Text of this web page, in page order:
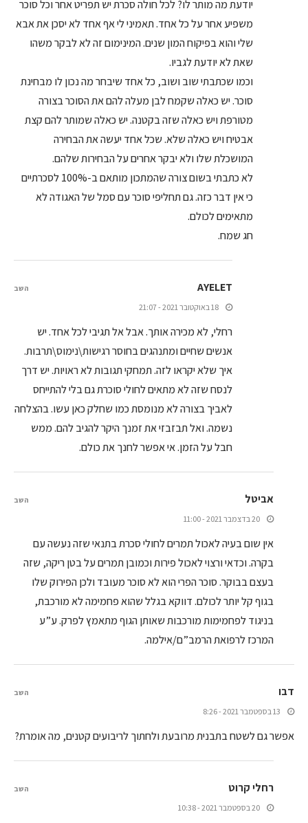
יודעת מה מותר לו? לכל חולה סכרת יש תפריט אחר וכל סוכר
משפיע אחר על כל אחד. תאמיני לי אף אחד לא יסכן את אבא
שלי והוא בפיקוח המון שנים. המינימום זה לא לבקר משהו
שאת לא יודעת לגביו.
וכמו שכתבתי שוב ושוב, כל אחד שיבחר מה נכון לו מבחינת
סוכר. יש כאלה שקמח לבן מעלה להם את הסוכר בצורה
מטורפת ויש כאלה שזה בקטנה. יש כאלה שמותר להם קצת
אבטיח ויש כאלה שלא. שכל אחד יעשה את הבחירה
המושכלת שלו ולא יבקר אחרים על הבחירות שלהם.
לא כתבתי בשום צורה שהמתכון מותאם ב-100% לסכרתיים
כי אין דבר כזה. גם תחליפי סוכר עם סמל של האגודה לא
מתאימים לכולם.
חג שמח.
AYELET
18 באוקטובר 2021 - 21:07
רחלי, לא מכירה אותך. אבל אל תגיבי לכל אחד. יש
אנשים שחיים ומתנהגים בחוסר רגישות\נימוס\תרבות.
איך שלא יקראו לזה. תמחקי תגובות לא ראויות. יש דרך
לנסח שזה לא מתאים לחולי סוכרת גם בלי להתייחס
לאביך בצורה לא מנומסת כמו שחלק כאן עשו. בהצלחה
נשמה. ואל תבזבזי את זמנך היקר להגיב להם. ממש
חבל על הזמן. אי אפשר לחנך את כולם.
השב
אביטל
20 בדצמבר 2021 - 11:00
אין שום בעיה לאכול תמרים לחולי סכרת בתנאי שזה נעשה עם
בקרה. וכדאי ורצוי לאכול פירות וכמובן תמרים על בטן ריקה, שזה
בעצם בבוקר. סוכר הפרי הוא לא סוכר מעובד ולכן הפירוק שלו
בגוף קל יותר לכולם. דווקא בגלל שהוא פחמימה לא מורכבת,
בניגוד לפחמימות מורכבות שאותן הגוף מתאמץ לפרק. ע”ע
המרכז לרפואת הרמב”ם/אילמה.
השב
דבו
13 בספטמבר 2021 - 8:26
אפשר גם לשטח בתבנית מרובעת ולחתוך לריבועים קטנים, מה אומרת?
השב
רחלי קרוט
20 בספטמבר 2021 - 10:38
השב